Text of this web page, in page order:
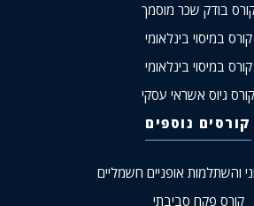
בודק שכר מוסמך
קורס במיסוי בינלאומי
קורס במיסוי בינלאומי
קורס גיוס אשראי עסקי
קורסים נוספים
והשתלמות אופניים חשמליים
קורס פקח סביבתי